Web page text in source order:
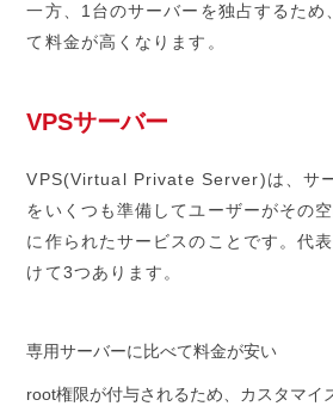
一方、1台のサーバーを独占するため
て料金が高くなります。
VPSサーバー
VPS(Virtual Private Server)は、サ
をいくつも準備してユーザーがその
に作られたサービスのことです。代
けて3つあります。
専用サーバーに比べて料金が安い
root権限が付与されるため、カスタマイ